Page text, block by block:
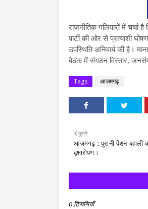
राजनीतिक गलियारों में चर्चा
पार्टी की ओर से प्रत्याशी
उपस्थिति अनिवार्य की है।
बैठक में संगठन विस्तार,
Tags आजमगढ़
पुराने
आजमगढ़ : पुरानी पेंशन बहाली
वृक्षारोपण।
0 टिप्पणियाँ